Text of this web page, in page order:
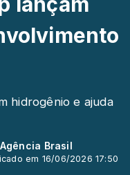
hidrogênio e ajuda
Agência Brasil
em 16/06/2026 17:50